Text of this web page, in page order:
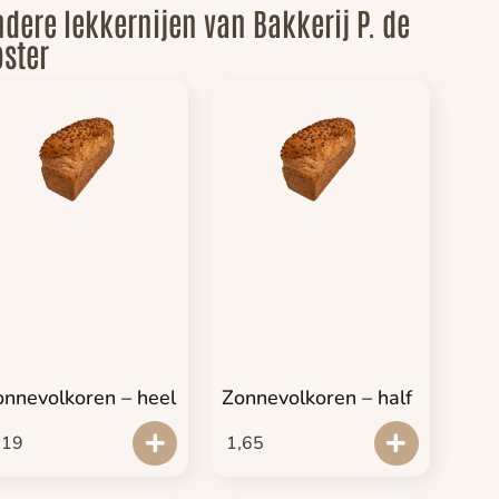
lekkernijen van Bakkerij P. de
– heel Zonnevolkoren – half
1,65